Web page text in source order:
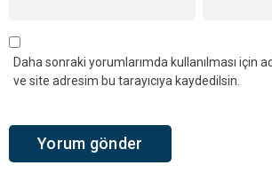
Daha sonraki yorumlarımda kullanılması için
ve site adresim bu tarayıcıya kaydedilsin.